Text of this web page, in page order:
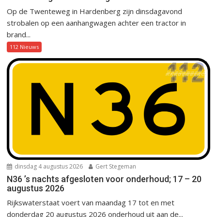
Op de Twenteweg in Hardenberg zijn dinsdagavond
strobalen op een aanhangwagen achter een tractor in
brand...
112 Nieuws
dinsdag 4 augustus 2026 Gert Stegeman
N36 ’s nachts afgesloten voor onderhoud; 17 – 20
augustus 2026
Rijkswaterstaat voert van maandag 17 tot en met
donderdag 20 augustus 2026 onderhoud uit aan de...